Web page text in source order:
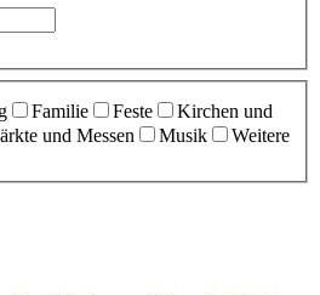
Familie Feste
Kirchen und
und Messen Musik
Weitere